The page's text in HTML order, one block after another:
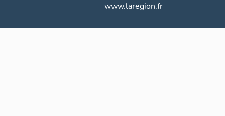
www.laregion.fr